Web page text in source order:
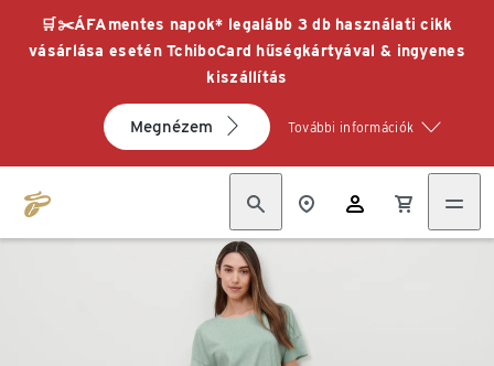
🛒✂️ÁFAmentes napok* legalább 3 db használati cikk
vásárlása esetén TchiboCard hűségkártyával & ingyenes
kiszállítás
Megnézem További információk